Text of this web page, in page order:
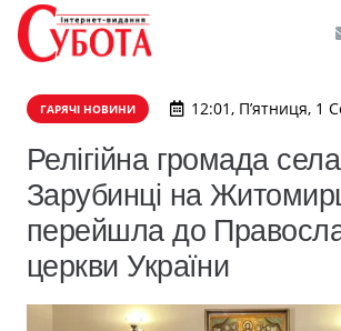
ГАРЯЧІ НОВИНИ 12:01, П’ятниця, 1
Релігійна громада села
Зарубинці на
перейшла до
церкви України